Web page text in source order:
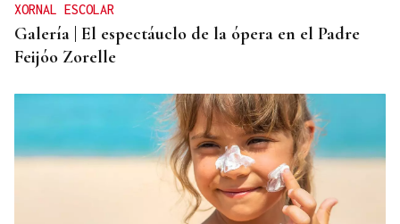
XORNAL ESCOLAR
Galería | El espectáuclo de la ópera en el Padre
Feijóo Zorelle